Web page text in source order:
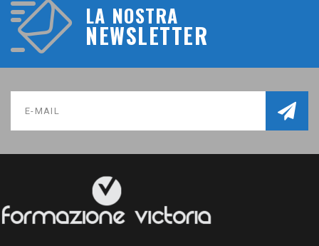
LA NOSTRA
NEWSLETTER